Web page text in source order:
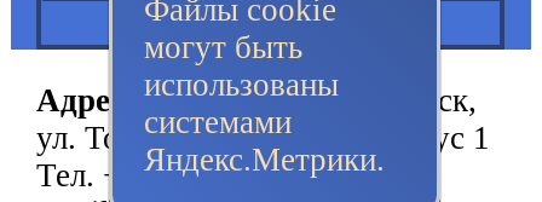
Адрес:630052, г.Новосибирск,
ул. Толмачевская, 21А, корпус 1
Тел. +7 (383) 380-68-58
Файлы cookie
могут быть
использованы
системами
Яндекс.Метрики.